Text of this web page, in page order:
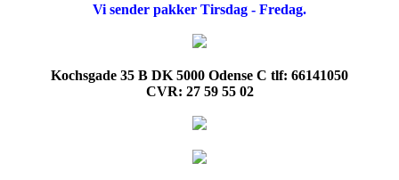
Vi sender pakker Tirsdag - Fredag.
Kochsgade 35 B DK 5000 Odense C tlf: 66141050
CVR: 27 59 55 02